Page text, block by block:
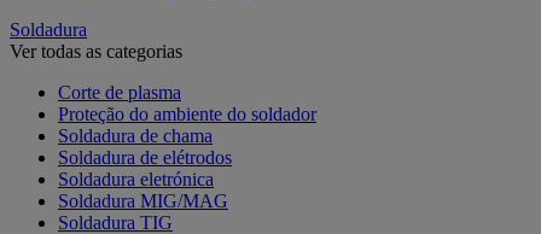
Soldadura
Ver todas as categorias
Corte de plasma
Proteção do ambiente do soldador
Soldadura de chama
Soldadura de elétrodos
Soldadura eletrónica
Soldadura MIG/MAG
Soldadura TIG